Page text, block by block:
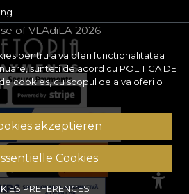
pentru a va oferi functionalitatea
sunteti de acord cu POLITICA DE
cookies, cu scopul de a va oferi o
akzeptieren
Cookies
PREFERENCES
of VLAdiLA 2026